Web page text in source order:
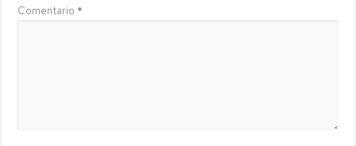
Comentario *